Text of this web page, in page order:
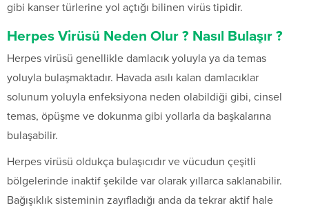
gibi kanser türlerine yol açtığı bilinen virüs tipidir.
Herpes Virüsü Neden Olur ? Nasıl Bulaşır ?
Herpes virüsü genellikle damlacık yoluyla ya da temas
yoluyla bulaşmaktadır. Havada asılı kalan damlacıklar
solunum yoluyla enfeksiyona neden olabildiği gibi, cinsel
temas, öpüşme ve dokunma gibi yollarla da başkalarına
bulaşabilir.
Herpes virüsü oldukça bulaşıcıdır ve vücudun çeşitli
bölgelerinde inaktif şekilde var olarak yıllarca saklanabilir.
Bağışıklık sisteminin zayıfladığı anda da tekrar aktif hale